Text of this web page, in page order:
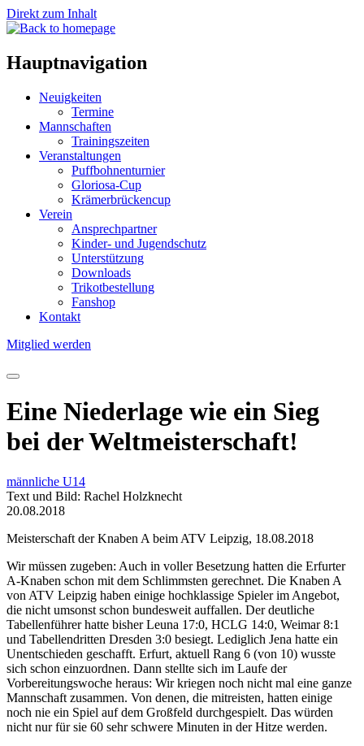
Direkt zum Inhalt
Hauptnavigation
Neuigkeiten
Termine
Mannschaften
Trainingszeiten
Veranstaltungen
Puffbohnenturnier
Gloriosa-Cup
Krämerbrückencup
Verein
Ansprechpartner
Kinder- und Jugendschutz
Unterstützung
Downloads
Trikotbestellung
Fanshop
Kontakt
Mitglied werden
Eine Niederlage wie ein Sieg
bei der Weltmeisterschaft!
männliche U14
Text und Bild: Rachel Holzknecht
20.08.2018
Meisterschaft der Knaben A beim ATV Leipzig, 18.08.2018
Wir müssen zugeben: Auch in voller Besetzung hatten die Erfurter
A-Knaben schon mit dem Schlimmsten gerechnet. Die Knaben A
von ATV Leipzig haben einige hochklassige Spieler im Angebot,
die nicht umsonst schon bundesweit auffallen. Der deutliche
Tabellenführer hatte bisher Leuna 17:0, HCLG 14:0, Weimar 8:1
und Tabellendritten Dresden 3:0 besiegt. Lediglich Jena hatte ein
Unentschieden geschafft. Erfurt, aktuell Rang 6 (von 10) wusste
sich schon einzuordnen. Dann stellte sich im Laufe der
Vorbereitungswoche heraus: Wir kriegen noch nicht mal eine ganze
Mannschaft zusammen. Von denen, die mitreisten, hatten einige
noch nie ein Spiel auf dem Großfeld durchgespielt. Das würden
nicht nur für sie 60 sehr schwere Minuten in der Hitze werden.